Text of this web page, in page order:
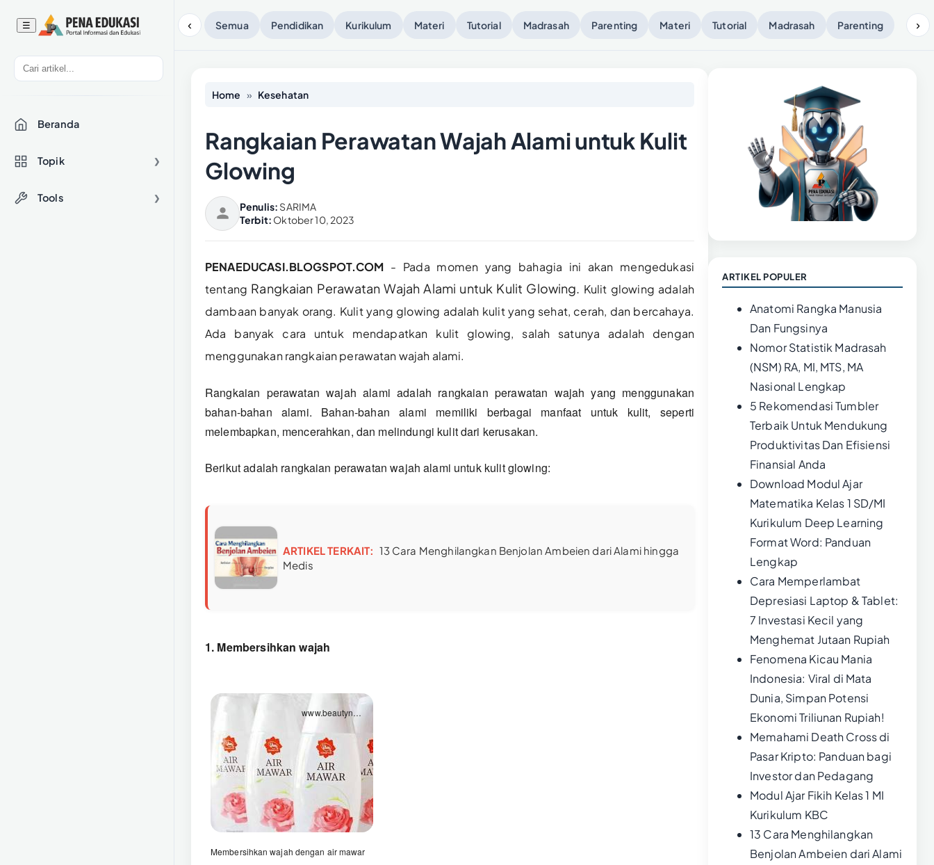
☰
Beranda
Topik ❯
Tools ❯
‹ Semua Pendidikan Kurikulum Materi Tutorial Madrasah Parenting Materi Tutorial Madrasah Parenting ›
Home » Kesehatan
Rangkaian Perawatan Wajah Alami untuk Kulit
Glowing
Penulis: SARIMA
Terbit: Oktober 10, 2023
PENAEDUCASI.BLOGSPOT.COM - Pada momen yang bahagia ini akan mengedukasi
tentang Rangkaian Perawatan Wajah Alami untuk Kulit Glowing.
Kulit glowing adalah
dambaan banyak orang. Kulit yang glowing adalah kulit yang sehat, cerah, dan bercahaya.
Ada banyak cara untuk mendapatkan kulit glowing, salah satunya adalah dengan
menggunakan rangkaian perawatan wajah alami.
Rangkaian perawatan wajah alami adalah rangkaian perawatan wajah yang menggunakan
bahan-bahan alami. Bahan-bahan alami memiliki berbagai manfaat untuk kulit, seperti
melembapkan, mencerahkan, dan melindungi kulit dari kerusakan.
Berikut adalah rangkaian perawatan wajah alami untuk kulit glowing:
ARTIKEL TERKAIT: 13 Cara Menghilangkan Benjolan Ambeien dari Alami hingga
Medis
1. Membersihkan wajah
www.beautynesia.id
Membersihkan wajah dengan air mawar
ARTIKEL POPULER
Anatomi Rangka Manusia
Dan Fungsinya
Nomor Statistik Madrasah
(NSM) RA, MI, MTS, MA
Nasional Lengkap
5 Rekomendasi Tumbler
Terbaik Untuk Mendukung
Produktivitas Dan Efisiensi
Finansial Anda
Download Modul Ajar
Matematika Kelas 1 SD/MI
Kurikulum Deep Learning
Format Word: Panduan
Lengkap
Cara Memperlambat
Depresiasi Laptop & Tablet:
7 Investasi Kecil yang
Menghemat Jutaan Rupiah
Fenomena Kicau Mania
Indonesia: Viral di Mata
Dunia, Simpan Potensi
Ekonomi Triliunan Rupiah!
Memahami Death Cross di
Pasar Kripto: Panduan bagi
Investor dan Pedagang
Modul Ajar Fikih Kelas 1 MI
Kurikulum KBC
13 Cara Menghilangkan
Benjolan Ambeien dari Alami